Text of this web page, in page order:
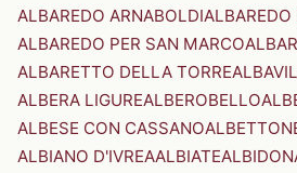
ALBAREDO ARNABOLDIALBAREDO
ALBAREDO PER SAN MARCO
ALBARETTO DELLA TORRE
ALBERA LIGUREALBEROBELLO
ALBESE CON CASSANO
ALBIANO D'IVREAALBIATE